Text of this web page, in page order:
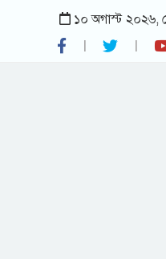
১০ অগাস্ট ২০২৬,